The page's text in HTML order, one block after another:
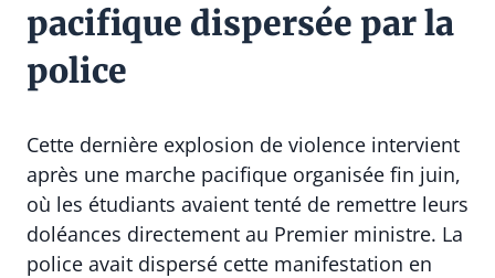
pacifique dispersée par la
police
Cette dernière explosion de violence intervient
après une marche pacifique organisée fin juin,
où les étudiants avaient tenté de remettre leurs
doléances directement au Premier ministre. La
police avait dispersé cette manifestation en